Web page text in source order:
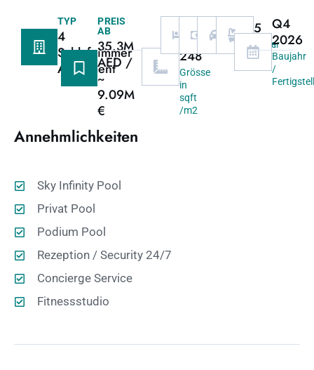
TYP
4
Schlafzimmer
Apartment
PREIS
AB
35.3M
AED /
~
9.09M
€
248
Grösse
in
sqft
/m2
Schlafzimmer
70/30
Zahlungsplan
3
Garage
5
Bäder
Q4
2026
Baujahr
/
Annehmlichkeiten
Sky Infinity Pool
Privat Pool
Podium Pool
Rezeption / Security 24/7
Concierge Service
Fitnessstudio